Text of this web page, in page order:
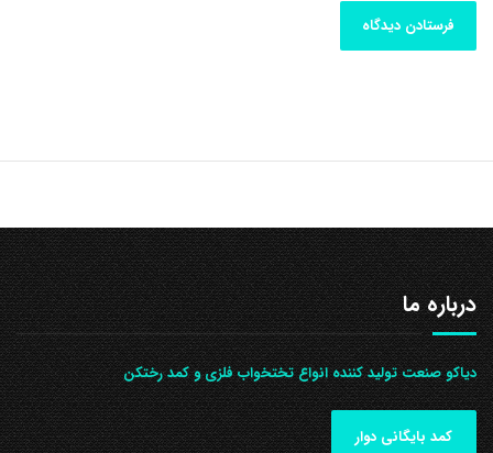
درباره ما
دیاکو صنعت تولید کننده انواع تختخواب فلزی و کمد رختکن
کمد بایگانی دوار